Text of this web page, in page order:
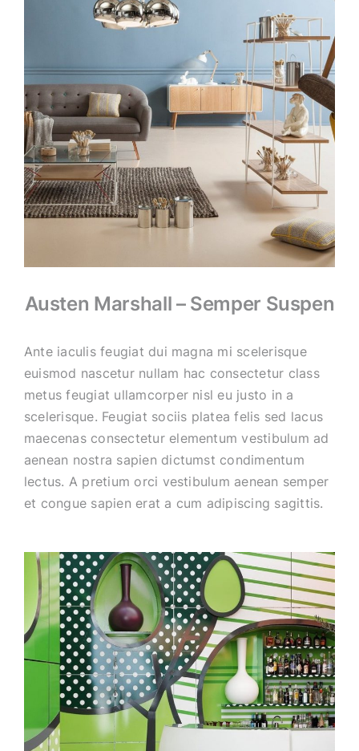
Austen Marshall – Semper Suspen
Ante iaculis feugiat dui magna mi scelerisque
euismod nascetur nullam hac consectetur class
metus feugiat ullamcorper nisl eu justo in a
scelerisque. Feugiat sociis platea felis sed lacus
maecenas consectetur elementum vestibulum ad
aenean nostra sapien dictumst condimentum
lectus. A pretium orci vestibulum aenean semper
et congue sapien erat a cum adipiscing sagittis.